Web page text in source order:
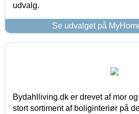
udvalg.
Se udvalget på
Bydahlliving.dk er drevet af mor
stort sortiment af boliginteriør på